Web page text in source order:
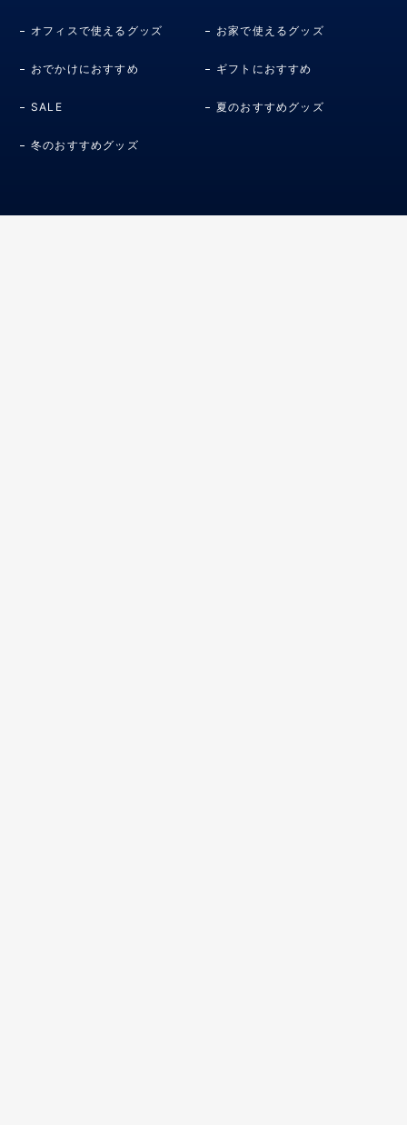
オフィスで使えるグッズ お家で使えるグッズ
おでかけにおすすめ ギフトにおすすめ
SALE 夏のおすすめグッズ
冬のおすすめグッズ